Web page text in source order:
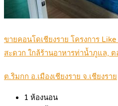
ขายคอนโดเชียงราย โครงการ
สะดวก ใกล้ร้านอาหารท่าน้ำภูแล,
ต.ริมกก อ.เมืองเชียงราย จ.เชียงราย
1 ห้องนอน